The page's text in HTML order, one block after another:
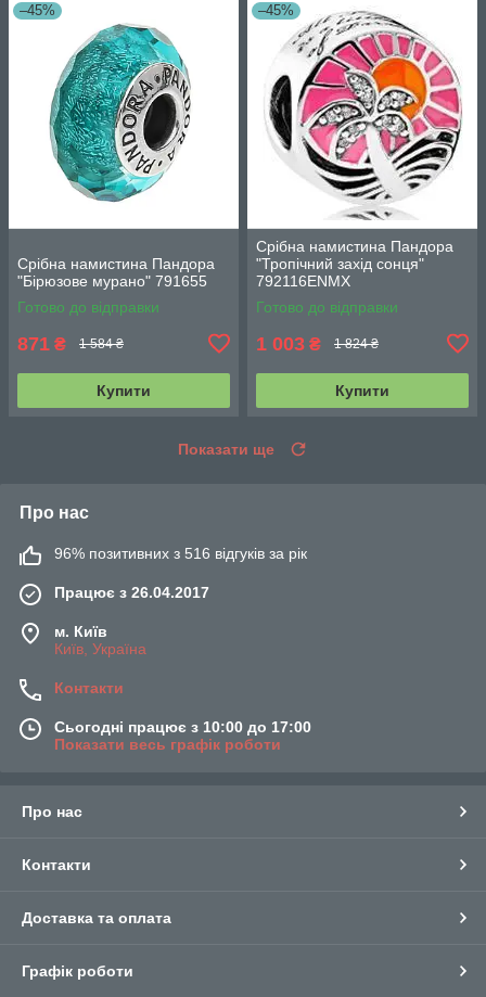
–45%
Срібна намистина Пандора
"Бірюзове мурано" 791655
Готово до відправки
871 ₴ 1 584 ₴
Купити
–45%
Срібна намистина Пандора
"Тропічний захід сонця"
792116ENMX
Готово до відправки
1 003 ₴ 1 824 ₴
Купити
Показати ще
Про нас
96% позитивних з 516 відгуків за рік
Працює з 26.04.2017
м. Київ
Київ, Україна
Контакти
Сьогодні працює з 10:00 до 17:00
Показати весь графік роботи
Про нас
Контакти
Доставка та оплата
Графік роботи